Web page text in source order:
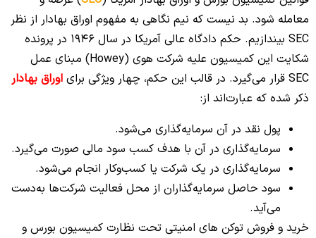
معامله شود. بد نیست که نیم نگاهی به مفهوم اوراق بهادار از نظر
SEC بیندازیم. حکم دادگاه عالی آمریکا در سال 1946 در پرونده
شکایت این کمیسیون علیه شرکت هوی (Howey) مبنای عمل
SEC قرار می‌گیرد. در قالب این حکم، چهار ویژگی برای
اوراق بهادار
ذکر شده که عبارت‌اند از:
پول نقد در آن سرمایه‌گذاری می‌شود.
سرمایه‌گذاری در آن با هدف کسب سود مالی صورت می‌گیرد.
سرمایه‌گذاری در یک شرکت یا کسب‌وکار انجام می‌شود.
سود حاصل سرمایه‌گذاران از محل فعالیت شرکت‌ها به‌دست
می‌آید.
خرید و فروش توکن‌ های امنیتی تحت نظارت کمیسیون بورس و